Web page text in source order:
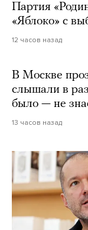
Партия
«Яблоко» с
12 часов назад
В Москве
слышали в
было — не
13 часов назад